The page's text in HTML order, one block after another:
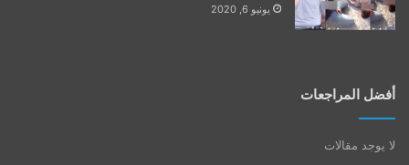
يونيو 6, 2020
أفضل المراجعات
لا يوجد مقالات